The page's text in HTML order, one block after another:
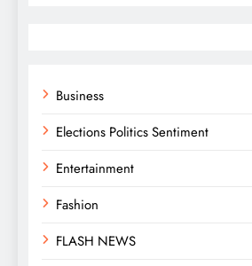
Business
Elections Politics Sentiment
Entertainment
Fashion
FLASH NEWS